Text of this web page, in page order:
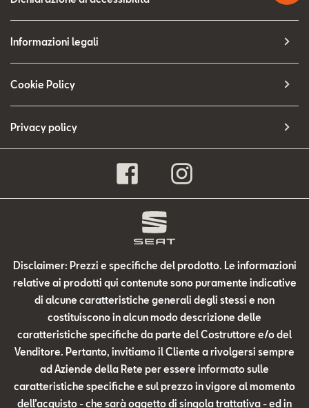
Informazioni legali
Cookie Policy
Privacy policy
Disclaimer: Prezzi e specifiche del prodotto. Le informazioni
relative ai prodotti qui contenute sono puramente indicative
di alcune caratteristiche generali degli stessi e non
costituiscono in alcun modo descrizione delle
caratteristiche specifiche da parte del Costruttore e/o del
Venditore. Pertanto, invitiamo il Cliente a rivolgersi sempre
ad Aziende della Rete per essere informato sulle
caratteristiche specifiche e sul prezzo in vigore al momento
dell’acquisto - che sarà oggetto di singola trattativa - ed in